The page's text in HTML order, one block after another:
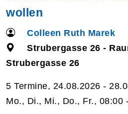
wollen
Colleen Ruth Marek
Strubergasse 26 -
Strubergasse 26
5 Termine, 24.08.2026 -
Mo., Di., Mi., Do., Fr., 08:00